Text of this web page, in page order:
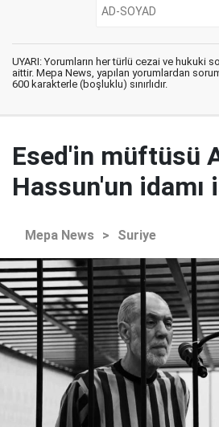
UYARI: Yorumların her türlü cezai ve hukuki
aittir. Mepa News, yapılan yorumlardan
600 karakterle (boşluklu) sınırlıdır.
Esed'in müftüsü
Hassun'un idamı
Mepa News > Suriye